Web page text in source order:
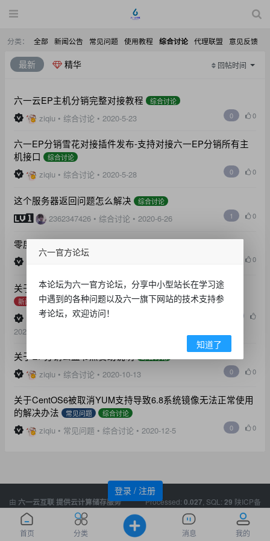
首页 分类 消息 我的
登录 / 注册
分类： 全部 新闻公告 常见问题 使用教程 综合讨论 代理联盟 意见反馈
最新 精华 回帖时间
六一云EP主机分销完整对接教程 综合讨论
ziqiu • 综合讨论 • 2020-5-23 0 0
六一EP分销雪花对接插件发布-支持对接六一EP分销所有主
机接口
综合讨论
ziqiu • 综合讨论 • 2020-5-28 0 0
这个服务器返回问题怎么解决 综合讨论
2362347426 • 综合讨论 • 2020-6-26 1 0
零度LEP分销系统对接六一EP（同系统）
0
关于机房封发信端口的简单解决方案（阿里云邮件推送）
新闻公告 常见问题 使用教程 综合讨论
ziqiu • 新闻公告 • 常见问题
2020-9-19
关于EP分销公益节点赞助说明
ziqiu • 综合讨论 • 2020-10-13 0 0
关于CentOS6被取消YUM支持导致6.8系统镜像无法正常使用
的解决办法
常见问题 综合讨论
ziqiu • 常见问题 • 综合讨论 • 2020-12-5 0 0
由 六一云互联提供云计算储存服务
您是第1182340 位访客本站已安全
运行了2330
Processed: 0.027 , SQL: 29 陕ICP备
19019586号-1
六一官方论坛
本论坛为六一官方论坛，分享中小型站长在学习途
中遇到的各种问题以及六一旗下网站的技术支持参
考论坛，欢迎访问！
知道了